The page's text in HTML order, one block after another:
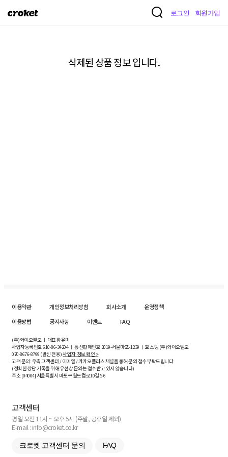
크
로그인 회원가입
삭제된 상품 정보 입니다.
이용약관 개인정보처리방침 회사소개
운영정책
이용방법
공지사항 이벤트 FAQ
(주)와이오엘오 ㅣ 대표 황유미
사업자등록번호610-86-34204ㅣ 통신판매번호 2019-서울마포-1239 ㅣ 호스팅 (주)와이오엘오
070-8676-8799 (발신 전용)사업자 정보 확인 >
고객 문의: 우측 고객센터 / 이메일 / 카카오플러스 채널을 통해 문의 접수 부탁드립니다.
(정확한 상담 기록을 위해 유선상 문의는 접수받고 있지 않습니다)
주소 [04004] 서울특별시 마포구 월드컵로10길5-6
고객센터
평일 오전 11시 ~ 오후 5시 (주말, 공휴일 제외)
E-mail : info@croket.co.kr
크로켓 고객센터 문의 FAQ